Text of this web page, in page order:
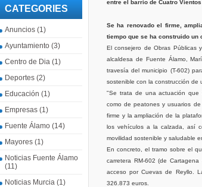
CATEGORIES
Anuncios (1)
Ayuntamiento (3)
Centro de Dia (1)
Deportes (2)
Educación (1)
Empresas (1)
Fuente Álamo (14)
Mayores (1)
Noticias Fuente Álamo
(11)
Noticias Murcia (1)
entre el barrio de Cuatro
Se ha renovado el firme,
tiempo que se ha construido un
El consejero de Obras Públicas
alcaldesa de Fuente Álamo,
travesía del municipio (T-602)
sostenible con la construcción de
"Se trata de una actuación que
como de peatones y usuarios
firme y la ampliación de la
los vehículos a la calzada, así
movilidad sostenible y saludable
En concreto, el tramo sobre el
carretera RM-602 (de
acceso por Cuevas de Reyllo.
326.873 euros.